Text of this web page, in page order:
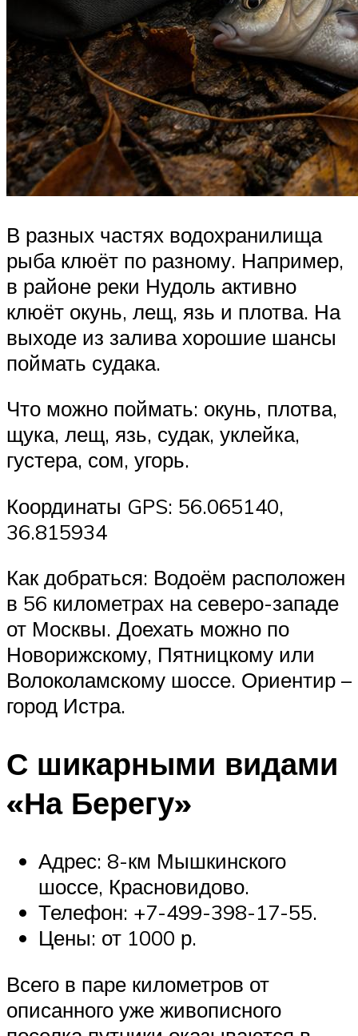
В разных частях водохранилища
рыба клюёт по разному. Например,
в районе реки Нудоль активно
клюёт окунь, лещ, язь и плотва. На
выходе из залива хорошие шансы
поймать судака.
Что можно поймать: окунь, плотва,
щука, лещ, язь, судак, уклейка,
густера, сом, угорь.
Координаты GPS: 56.065140,
36.815934
Как добраться: Водоём расположен
в 56 километрах на северо-западе
от Москвы. Доехать можно по
Новорижскому, Пятницкому или
Волоколамскому шоссе. Ориентир –
город Истра.
С шикарными видами
«На Берегу»
Адрес: 8-км Мышкинского
шоссе, Красновидово.
Телефон: +7-499-398-17-55.
Цены: от 1000 р.
Всего в паре километров от
описанного уже живописного